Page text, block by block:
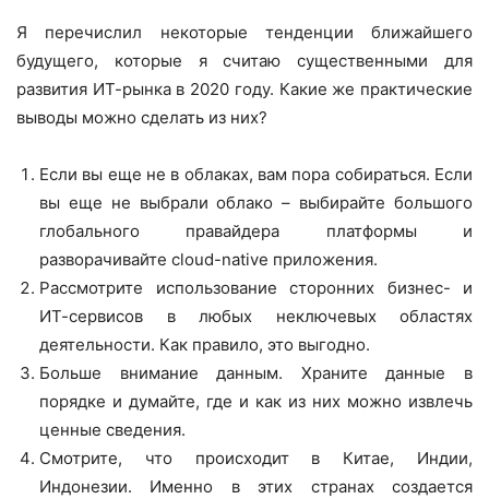
Я перечислил некоторые тенденции ближайшего
будущего, которые я считаю существенными для
развития ИТ-рынка в 2020 году. Какие же практические
выводы можно сделать из них?
Если вы еще не в облаках, вам пора собираться. Если
вы еще не выбрали облако – выбирайте большого
глобального правайдера платформы и
разворачивайте cloud-native приложения.
Рассмотрите использование сторонних бизнес- и
ИТ-сервисов в любых неключевых областях
деятельности. Как правило, это выгодно.
Больше внимание данным. Храните данные в
порядке и думайте, где и как из них можно извлечь
ценные сведения.
Смотрите, что происходит в Китае, Индии,
Индонезии. Именно в этих странах создается